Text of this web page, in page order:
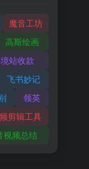
魔音工坊
高斯绘画
站收款
飞书妙记
领英
剪辑工具
视频总结